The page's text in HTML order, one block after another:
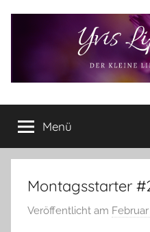
Yvis
Lifestyle
Lifestyle
Blog
–
Lifestyle,
Rezensionen,
Produkttests
Menü
Montagsstarter
Veröffentlicht am Februar